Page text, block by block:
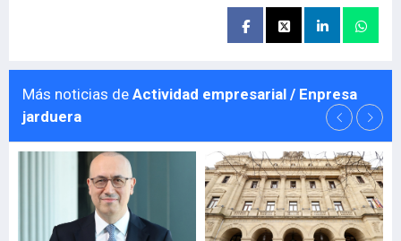
Más noticias de Actividad empresarial / Enpresa
jarduera